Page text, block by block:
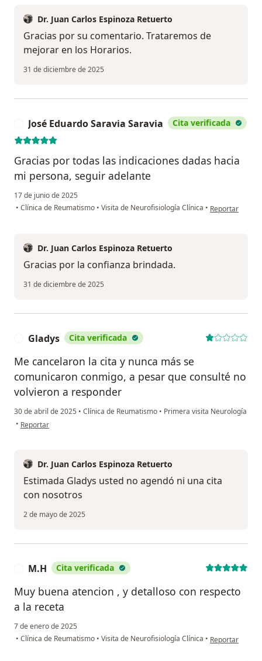
Dr. Juan Carlos Espinoza Retuerto
Gracias por su comentario. Trataremos de
mejorar en los Horarios.
31 de diciembre de 2025
José Eduardo Saravia Saravia Cita verificada
Gracias por todas las indicaciones dadas hacia
mi persona, seguir adelante
17 de junio de 2025
• Clínica de Reumatismo • Visita de Neurofisiología Clínica • en opinión del
Reportar
Dr. Juan Carlos Espinoza Retuerto
Gracias por la confianza brindada.
31 de diciembre de 2025
Gladys Cita verificada
Me cancelaron la cita y nunca más se
comunicaron conmigo, a pesar que consulté no
volvieron a responder
30 de abril de 2025 • Clínica de Reumatismo • Primera visita Neurología
• en opinión del usuario Gladys
Reportar
Dr. Juan Carlos Espinoza Retuerto
Estimada Gladys usted no agendó ni una cita
con nosotros
2 de mayo de 2025
M.H Cita verificada
Muy buena atencion , y detalloso con respecto
a la receta
7 de enero de 2025
• Clínica de Reumatismo • Visita de Neurofisiología Clínica • en opinión del
Reportar